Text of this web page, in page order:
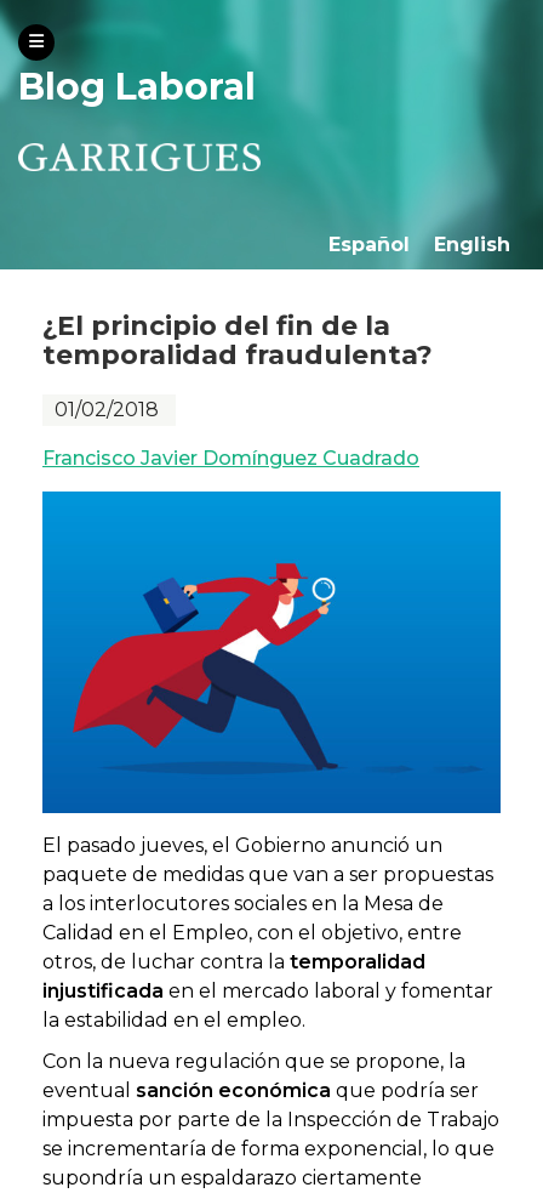
Blog Laboral
Español English
¿El principio del fin de la
temporalidad fraudulenta?
01/02/2018
Francisco Javier Domínguez Cuadrado
El pasado jueves, el Gobierno anunció un
paquete de medidas que van a ser propuestas
a los interlocutores sociales en la Mesa de
Calidad en el Empleo, con el objetivo, entre
otros, de luchar contra la temporalidad
injustificada en el mercado laboral y fomentar
la estabilidad en el empleo.
Con la nueva regulación que se propone, la
eventual sanción económica que podría ser
impuesta por parte de la Inspección de Trabajo
se incrementaría de forma exponencial, lo que
supondría un espaldarazo ciertamente